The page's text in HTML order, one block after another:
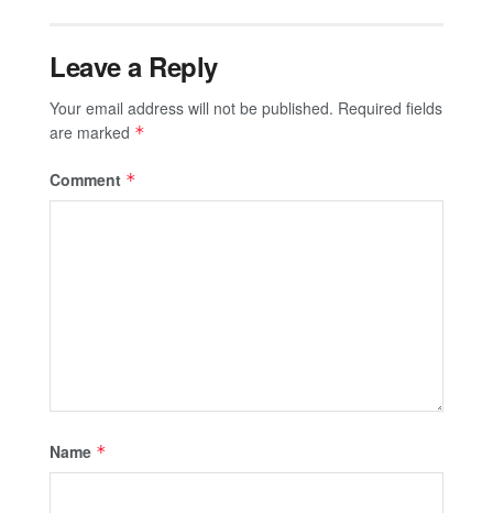
Leave a Reply
Your email address will not be published. Required fields
are marked *
Comment *
Name *